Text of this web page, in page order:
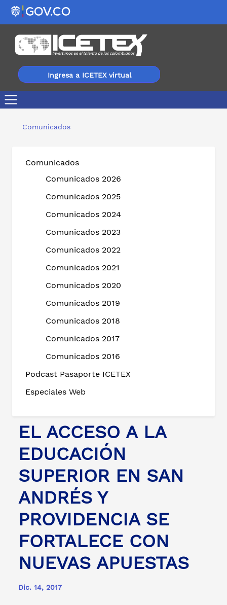
Ingresa a ICETEX virtual
Comunicados
Comunicados
Comunicados 2026
Comunicados 2025
Comunicados 2024
Comunicados 2023
Comunicados 2022
Comunicados 2021
Comunicados 2020
Comunicados 2019
Comunicados 2018
Comunicados 2017
Comunicados 2016
Podcast Pasaporte ICETEX
Especiales Web
EL ACCESO A LA
EDUCACIÓN
SUPERIOR EN SAN
ANDRÉS Y
PROVIDENCIA SE
FORTALECE CON
NUEVAS APUESTAS
Dic. 14, 2017